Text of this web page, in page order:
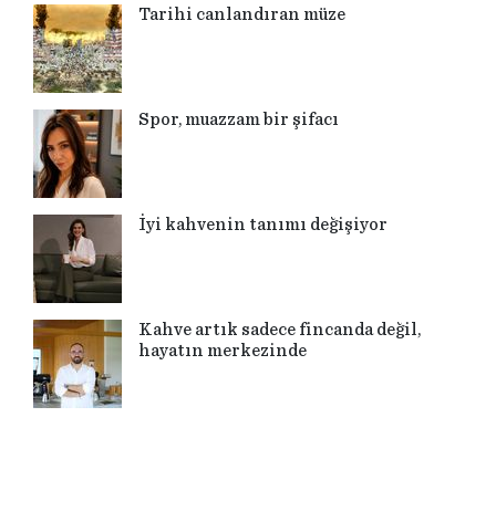
Tarihi canlandıran müze
Spor, muazzam bir şifacı
İyi kahvenin tanımı değişiyor
Kahve artık sadece fincanda değil,
hayatın merkezinde